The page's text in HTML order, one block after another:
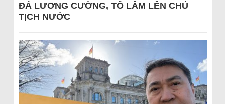
ĐÁ LƯƠNG CƯỜNG, TÔ LÂM LÊN CHỦ
TỊCH NƯỚC